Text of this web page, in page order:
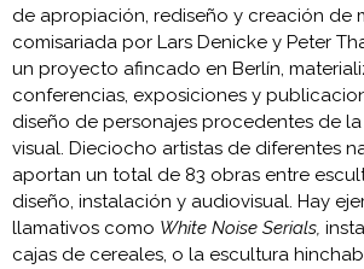
de apropiación, rediseño y creación de
comisariada por Lars Denicke y Peter
un proyecto afincado en Berlín,
conferencias, exposiciones y
diseño de personajes procedentes de
visual. Dieciocho artistas de diferentes
aportan un total de 83 obras entre
diseño, instalación y audiovisual. Hay
llamativos como White Noise Serials,
cajas de cereales, o la escultura